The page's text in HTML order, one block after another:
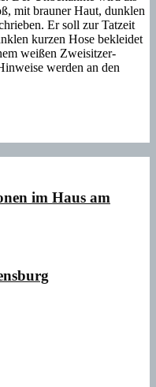
mit brauner Haut, dunklen
Er soll zur Tatzeit
kurzen Hose bekleidet
weißen Zweisitzer-
werden an den
im Haus am